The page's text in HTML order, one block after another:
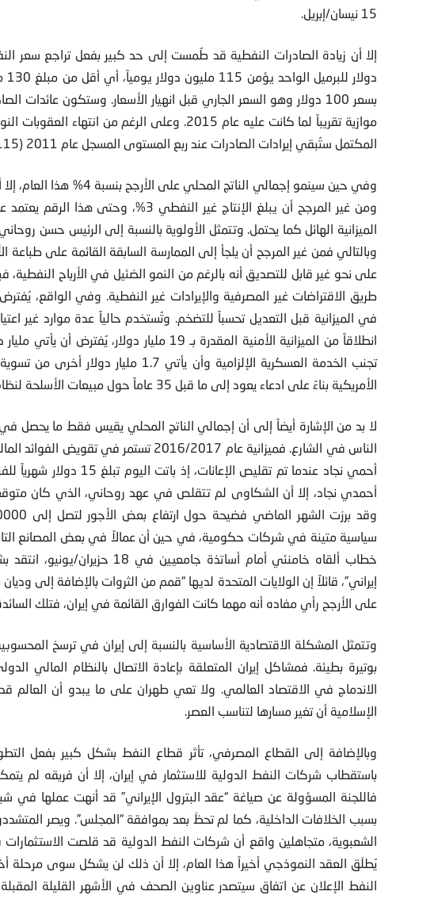
15 نيسان/إبريل.
موازية تقريباً لما كانت عليه عام 2015. وعلى الرغم من
المكتمل ستُبقي إيرادات الصادرات عند ربع المستوى المسجل عام 2011 (115 مليار دولار).
وفي حين سينمو إجمالي الناتج
ومن غير المرجح أن يبلغ الإنتاج غير
الميزانية الهائل كما يحتمل. وتتمثل الأولوية بالنسبة إلى الرئيس حسن
وبالتالي فمن غير المرجح أن يلجأ إلى الممارسة السابقة القائمة على
على نحو غير قابل للتصديق أنه بالرغم من النمو الضئيل في الأرباح
في الميزانية قبل التعديل تحسباً للتضخم. وتُستخدم حالياً عدة موارد غير
انطلاقاً من الميزانية الأمنية المقدرة بـ 19
تجنب الخدمة العسكرية الإلزامية وأن
الأمريكية بناءً على ادعاء يعود إلى ما قبل 35 عاماً حول مبيعات الأسلحة لنظام الشاه.
لا بد من الإشارة أيضاً إلى أن إجمالي الناتج المحلي يقيس فقط ما يحصل في
الناس في الشارع. فميزانية عام 2016/2017
أحمي نجاد عندما تم تقليص
أحمدي نجاد، إلا أن الشكاوى لم تتقلص في عهد روحاني، الذي كان
سياسية متينة في شركات حكومية، في حين أن عمالاً في بعض المصانع
خطاب ألقاه خامنئي أمام أساتذة
إيراني”، قائلاً إن الولايات المتحدة لديها “قمم من الثروات بالإضافة إلى
على الأرجح رأي مفاده أنه مهما كانت الفوارق القائمة في إيران، فتلك
وتتمثل المشكلة الاقتصادية الأساسية بالنسبة إلى إيران في ترسخ
بوتيرة بطيئة. فمشاكل إيران المتعلقة بإعادة الاتصال بالنظام المالي
الاندماج في الاقتصاد العالمي. ولا تعي طهران على ما يبدو أن العالم
الإسلامية أن تغير مسارها لتناسب العصر.
وبالإضافة إلى القطاع المصرفي، تأثر قطاع النفط بشكل كبير بفعل
باستقطاب شركات النفط الدولية للاستثمار في إيران، إلا أن فريقه لم
بسبب الخلافات الداخلية، كما لم تحظَ بعد بموافقة “المجلس”. ويصر
الشعبوية، متجاهلين واقع أن شركات النفط الدولية قد قلصت
يُطلَق العقد النموذجي أخيراً هذا العام، إلا أن ذلك لن يشكل سوى
النفط الإعلان عن اتفاق سيتصدر عناوين الصحف في الأشهر القليلة